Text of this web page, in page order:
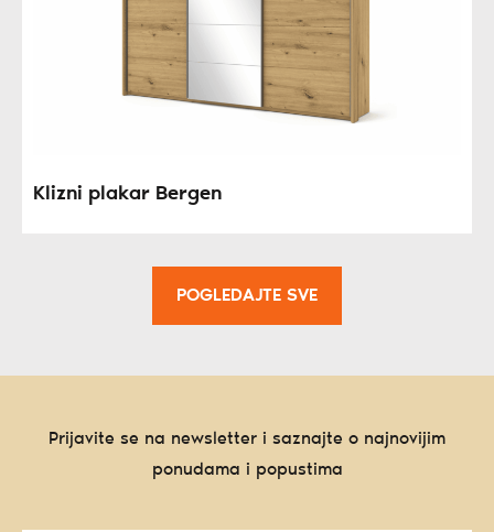
Klizni plakar Bergen
POGLEDAJTE SVE
Prijavite se na newsletter i saznajte o najnovijim
ponudama i popustima